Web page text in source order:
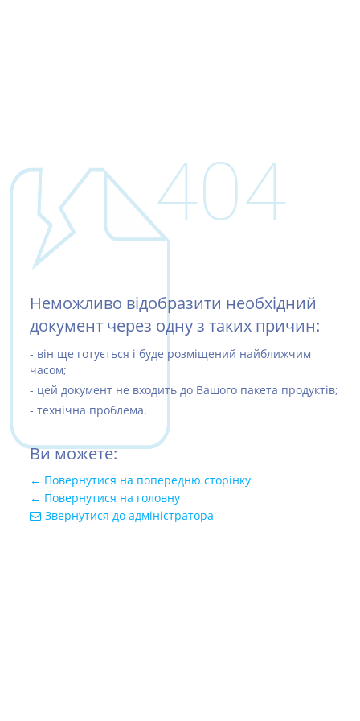
404
Неможливо відобразити необхідний
документ через одну з таких причин:
- він ще готується і буде розміщений найближчим
часом;
- цей документ не входить до Вашого пакета продуктів;
- технічна проблема.
Ви можете:
← Повернутися на попередню сторінку
← Повернутися на головну
Звернутися до адміністратора